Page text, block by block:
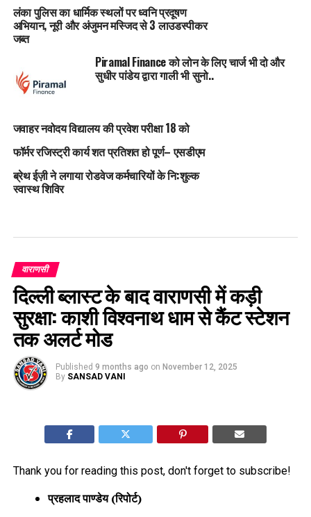
लंका पुलिस का धार्मिक स्थलों पर ध्वनि प्रदूषण
अभियान, नूरी और अंजुमन मस्जिद से 3 लाउडस्पीकर
जब्त
Piramal Finance को लोन के लिए चार्ज भी दो और
सुधीर पांडेय द्वारा गाली भी सुनो..
जवाहर नवोदय विद्यालय की प्रवेश परीक्षा 18 को
फॉर्मर रजिस्ट्री कार्य शत प्रतिशत हो पूर्ण– एसडीएम
ब्रेथ ईज़ी ने लगाया रोडवेज कर्मचारियों के नि:शुल्क
स्वास्थ शिविर
वाराणसी
दिल्ली ब्लास्ट के बाद वाराणसी में कड़ी
सुरक्षा: काशी विश्वनाथ धाम से कैंट स्टेशन
तक अलर्ट मोड
Published 9 months ago on November 12, 2025
By SANSAD VANI
Thank you for reading this post, don't forget to subscribe!
प्रहलाद पाण्डेय (रिपोर्ट)